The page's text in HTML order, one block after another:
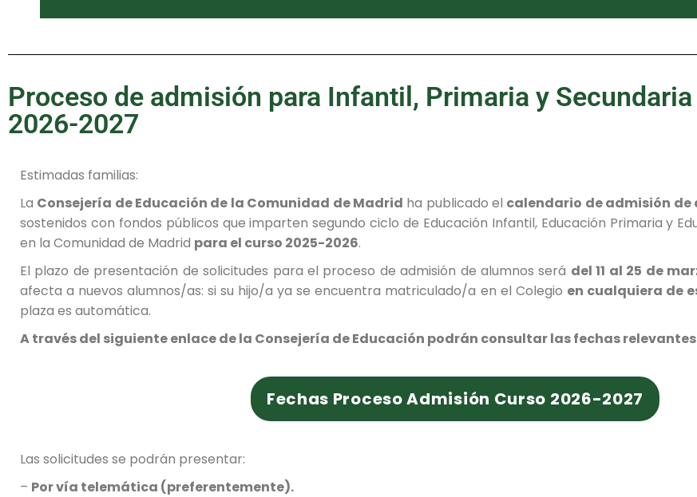
Proceso de admisión para Infantil, Primaria y
2026-2027
Estimadas familias:
La Consejería de Educación de la Comunidad de Madrid ha publicado el calendario de admisión de
sostenidos con fondos públicos que imparten segundo ciclo de Educación Infantil, Educación Primaria y
en la Comunidad de Madrid para el curso 2025-2026.
El plazo de presentación de solicitudes para el proceso de admisión de alumnos será del 11 al 25 de
afecta a nuevos alumnos/as: si su hijo/a ya se encuentra matriculado/a en el Colegio en cualquiera de
plaza es automática.
A través del siguiente enlace de la Consejería de Educación podrán consultar las fechas
Fechas Proceso Admisión Curso 2026-2027
Las solicitudes se podrán presentar:
– Por vía telemática (preferentemente).